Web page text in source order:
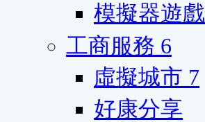
模擬器遊戲
工商服務 6
虛擬城市 7
好康分享